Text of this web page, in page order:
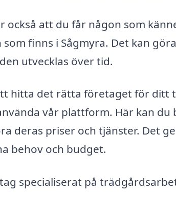
att du får någon som
finns i Sågmyra. Det kan
utvecklas över tid.
hitta det rätta företaget för ditt
vår plattform. Här kan
deras priser och tjänster. Det
behov och budget.
specialiserat på